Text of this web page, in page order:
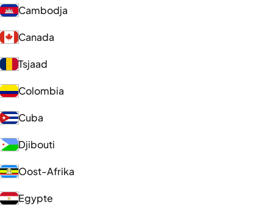
Cambodja
Canada
Tsjaad
Colombia
Cuba
Djibouti
Oost-Afrika
Egypte